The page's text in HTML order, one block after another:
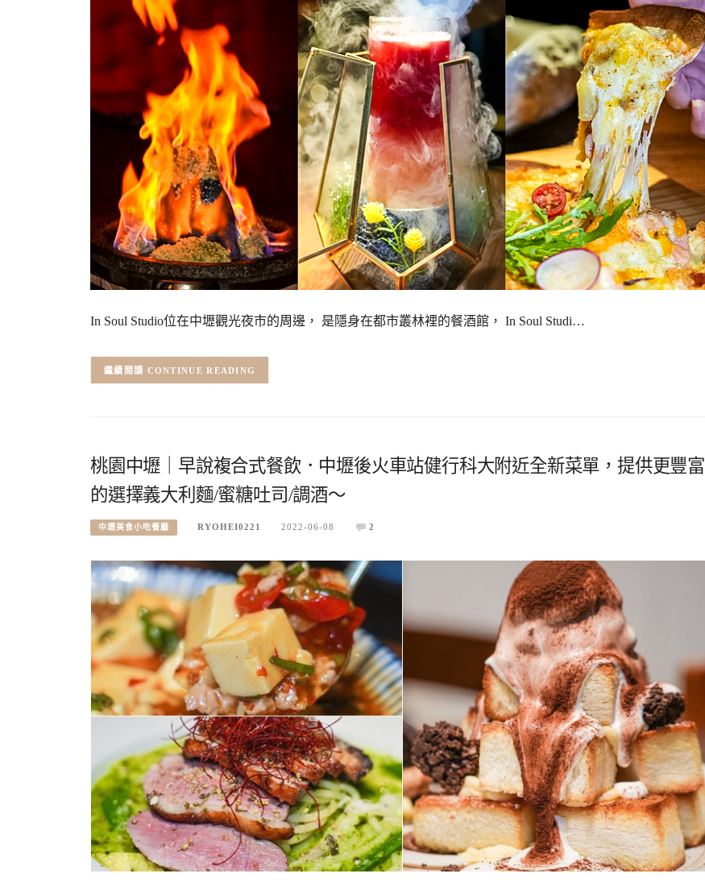
In Soul Studio位在中壢觀光夜市的周邊， 是隱身在都市叢林裡的餐酒館， In Soul Studi…
CONTINUE READING
桃園中壢｜早說複合式餐飲．中壢後火車站健行科大附近全新菜單，提供更豐富
的選擇義大利麵/蜜糖吐司/調酒～
中壢美食小吃餐廳 RYOHEI0221 2022-06-08 2